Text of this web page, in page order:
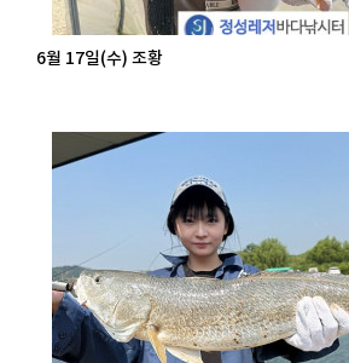
6월 17일(수) 조황